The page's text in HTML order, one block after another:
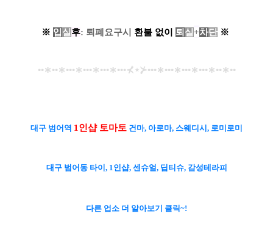
※ 입 실 후: 퇴폐요구시 환불 없이 퇴 실+차단 ※
••∗••∗•••∗•••∗•••∗•••⊀ ⋆⊁•••∗•••∗•••∗•••∗••∗••
대구 범어역 1인샵 토마토 건마, 아로마, 스웨디시, 로미로미
대구 범어동 타이, 1인샵, 센슈얼, 딥티슈, 감성테라피
다른 업소 더 알아보기 클릭~!